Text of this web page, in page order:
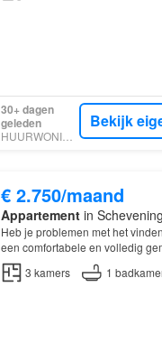
30+ dagen
geleden
HUURWONINGEN
Bekijk
€ 2.750/maand
Appartementin
Heb je problemen met het
een comfortabele en volledig
3 kamers 1